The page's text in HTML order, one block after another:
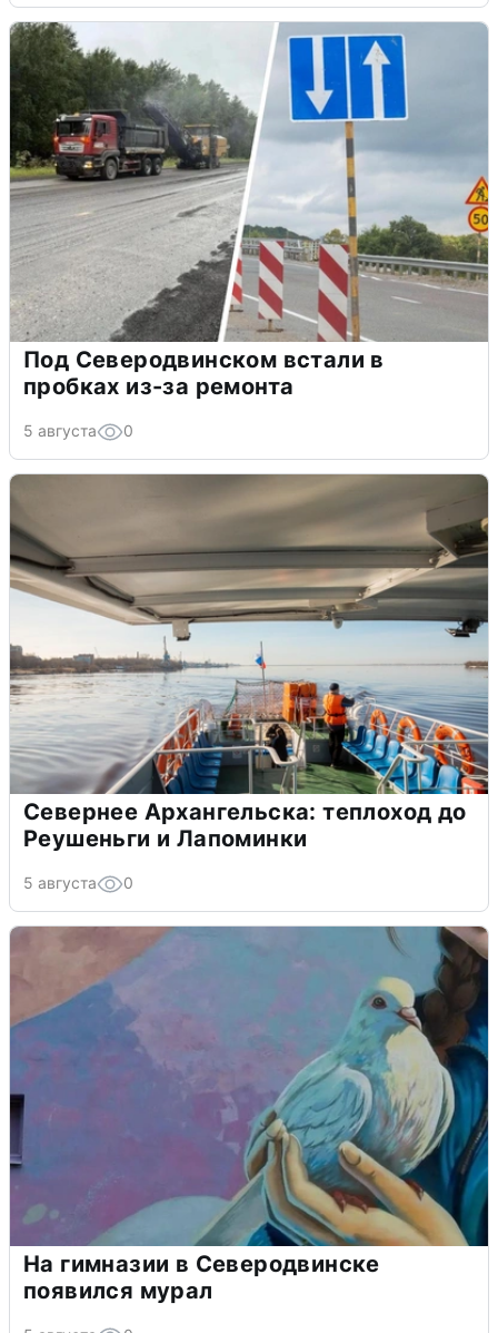
Под Северодвинском встали в
пробках из-за ремонта
5 августа 0
Севернее Архангельска: теплоход до
Реушеньги и Лапоминки
5 августа 0
На гимназии в Северодвинске
появился мурал